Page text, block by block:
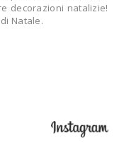
decorazioni natalizie!
Natale.